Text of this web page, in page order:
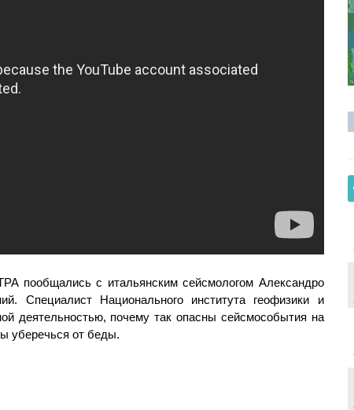
пообщались с итальянским сейсмологом Александро
Специалист Национального института геофизики и
деятельностью, почему так опасны сейсмособытия на
уберечься от беды.